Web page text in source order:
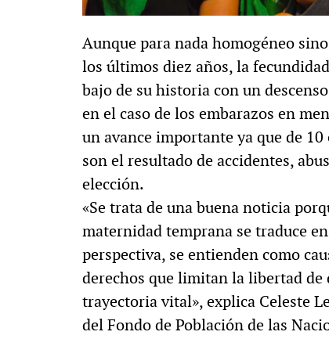
Aunque para nada homogéneo
los últimos diez años, la
bajo de su historia con un
en el caso de los embarazos en
un avance importante ya que de
son el resultado de accidentes,
elección.
«Se trata de una buena noticia
maternidad temprana se traduce
perspectiva, se entienden como
derechos que limitan la libertad de
trayectoria vital», explica Celeste
del Fondo de Población de las